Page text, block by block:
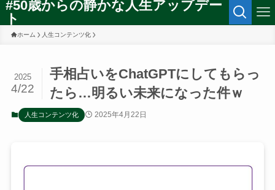
#50歳からの静かな人生アップデー
ト
ホーム 人生コンテンツ化
手相占いをChatGPTにしてもらっ
たら…明るい未来になった件ｗ
2025
4/22
人生コンテンツ化 2025年4月22日